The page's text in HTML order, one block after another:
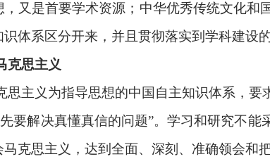
，又是首要学术资源；中华优秀传统文化
体系区分开来，并且贯彻落实到学科建设
克思主义
思主义为指导思想的中国自主知识体系，要
要解决真懂真信的问题”。学习和研究不
克思主义，达到全面、深刻、准确领会和